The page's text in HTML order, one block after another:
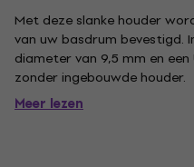
Met deze slanke houder
van uw basdrum bevestigd.
diameter van 9,5 mm en
zonder ingebouwde houder.
Meer lezen